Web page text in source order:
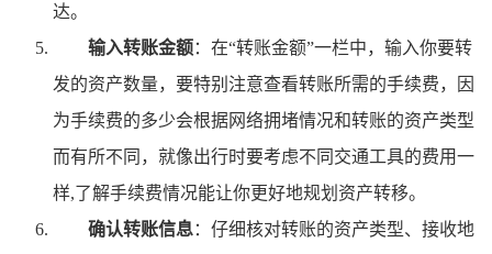
达。
输入转账金额：在“转账金额”一栏中，输入你要转
发的资产数量，要特别注意查看转账所需的手续费，因
为手续费的多少会根据网络拥堵情况和转账的资产类型
而有所不同，就像出行时要考虑不同交通工具的费用一
样,了解手续费情况能让你更好地规划资产转移。
确认转账信息：仔细核对转账的资产类型、接收地